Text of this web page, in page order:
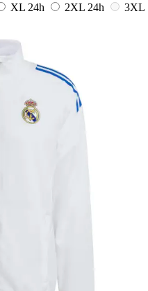
XL 24h 2XL 24h
3XL